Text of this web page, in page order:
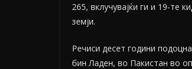
265, вклучувајќи ги и 19-те
земји.
Речиси десет години
бин Ладен, во Пакистан во